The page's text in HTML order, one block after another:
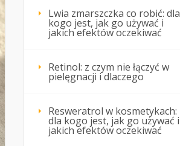
Lwia zmarszczka co robić: dla
kogo jest, jak go używać i
jakich efektów oczekiwać
Retinol: z czym nie łączyć w
pielęgnacji i dlaczego
Resweratrol w kosmetykach:
dla kogo jest, jak go używać i
jakich efektów oczekiwać